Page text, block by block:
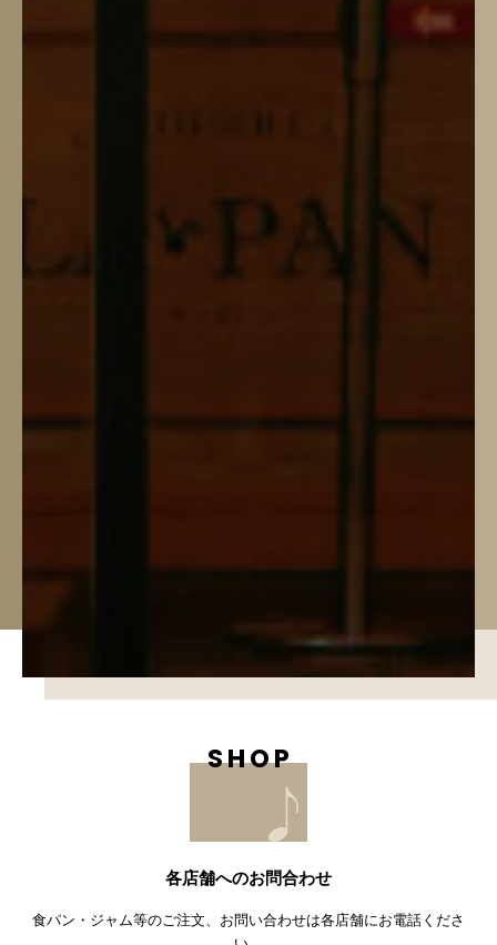
各店舗へのお問合わせ
食パン・ジャム等のご注文、お問い合わせは各店舗にお電話くださ